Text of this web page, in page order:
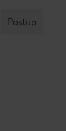
Postup